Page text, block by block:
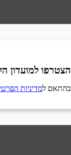
הצטרפו למועדון
בהתאם למדיניות